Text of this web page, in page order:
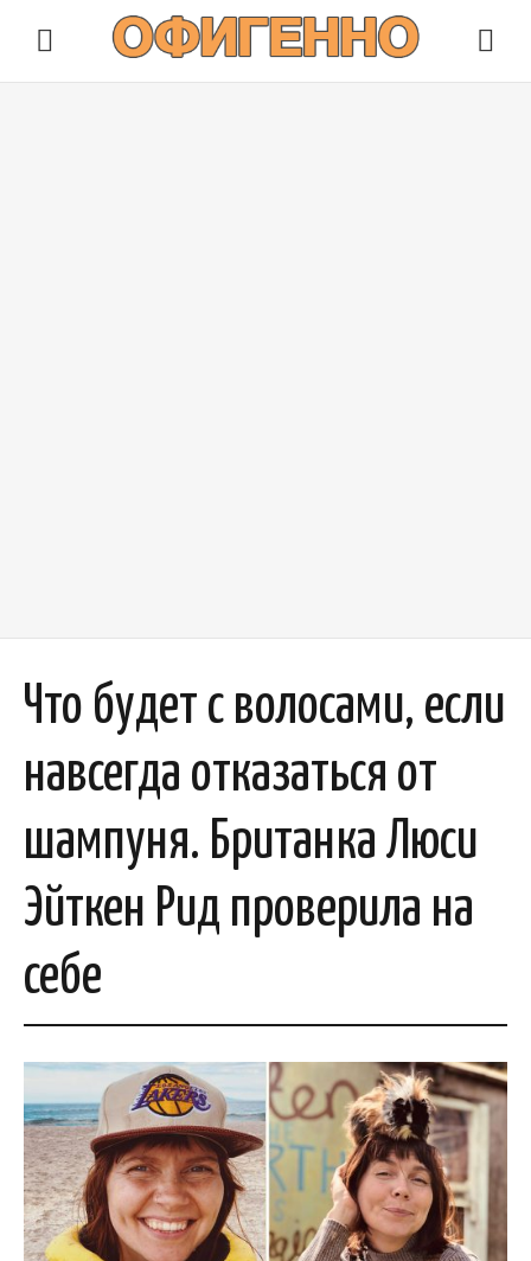
Что будет с волосами, если
навсегда отказаться от
шампуня. Британка Люси
Эйткен Рид проверила на
себе